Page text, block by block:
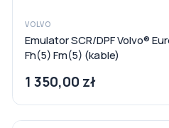
VOLVO
Emulator SCR/DPF Volvo®
Fh(5) Fm(5) (kable)
1 350,00 zł